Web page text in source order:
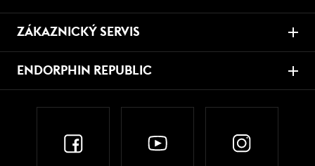
ZÁKAZNICKÝ SERVIS
ENDORPHIN REPUBLIC